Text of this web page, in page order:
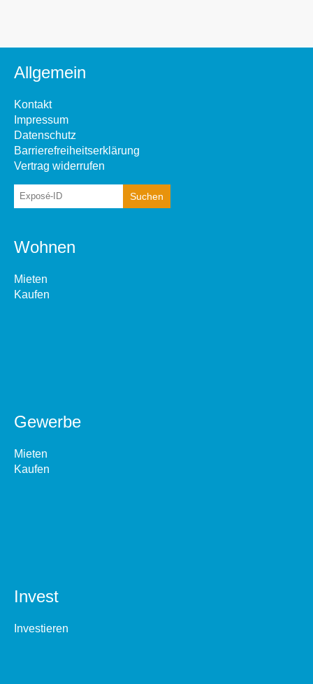
Allgemein
Kontakt
Impressum
Datenschutz
Barrierefreiheitserklärung
Vertrag widerrufen
Wohnen
Mieten
Kaufen
Gewerbe
Mieten
Kaufen
Invest
Investieren